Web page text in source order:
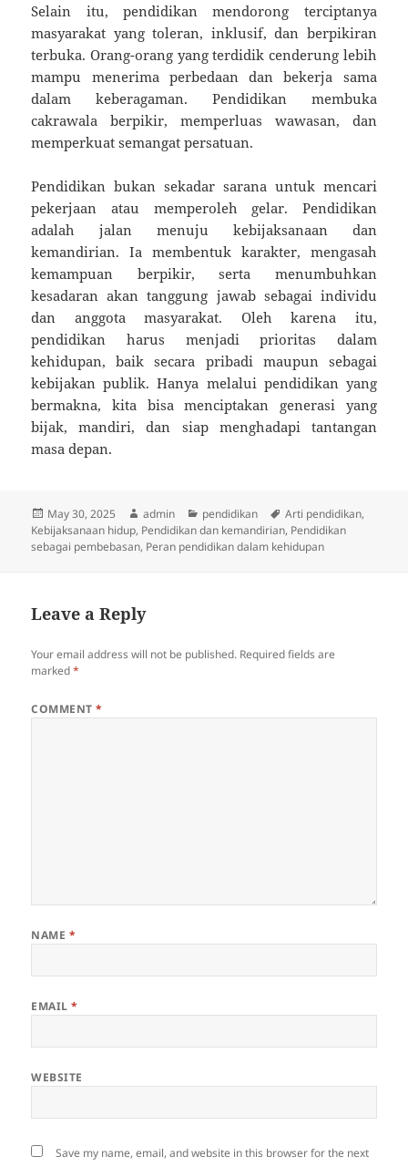
Selain itu, pendidikan mendorong terciptanya
masyarakat yang toleran, inklusif, dan berpikiran
terbuka. Orang-orang yang terdidik cenderung lebih
mampu menerima perbedaan dan bekerja sama
dalam keberagaman. Pendidikan membuka
cakrawala berpikir, memperluas wawasan, dan
memperkuat semangat persatuan.
Pendidikan bukan sekadar sarana untuk mencari
pekerjaan atau memperoleh gelar. Pendidikan
adalah jalan menuju kebijaksanaan dan
kemandirian. Ia membentuk karakter, mengasah
kemampuan berpikir, serta menumbuhkan
kesadaran akan tanggung jawab sebagai individu
dan anggota masyarakat. Oleh karena itu,
pendidikan harus menjadi prioritas dalam
kehidupan, baik secara pribadi maupun sebagai
kebijakan publik. Hanya melalui pendidikan yang
bermakna, kita bisa menciptakan generasi yang
bijak, mandiri, dan siap menghadapi tantangan
masa depan.
Posted
on
May 30, 2025 Author
admin Categories
pendidikan Tags
Arti pendidikan,
Kebijaksanaan hidup, Pendidikan dan kemandirian, Pendidikan
sebagai pembebasan, Peran pendidikan dalam kehidupan
Leave a Reply
Your email address will not be published. Required fields are
marked*
COMMENT*
NAME *
EMAIL*
WEBSITE
Save my name, email, and website in this browser for the next